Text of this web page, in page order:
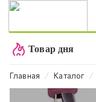
Товар дня
Главная ⁄ Каталог ⁄